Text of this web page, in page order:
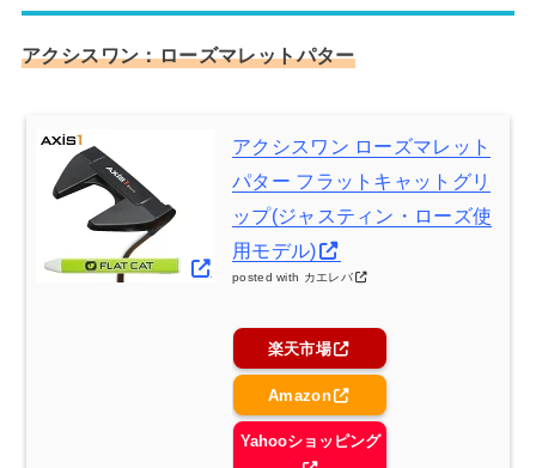
アクシスワン：ローズマレットパター
アクシスワン ローズマレット
パター フラットキャットグリ
ップ(ジャスティン・ローズ使
用モデル)
posted with カエレバ
楽天市場
Amazon
Yahooショッピング